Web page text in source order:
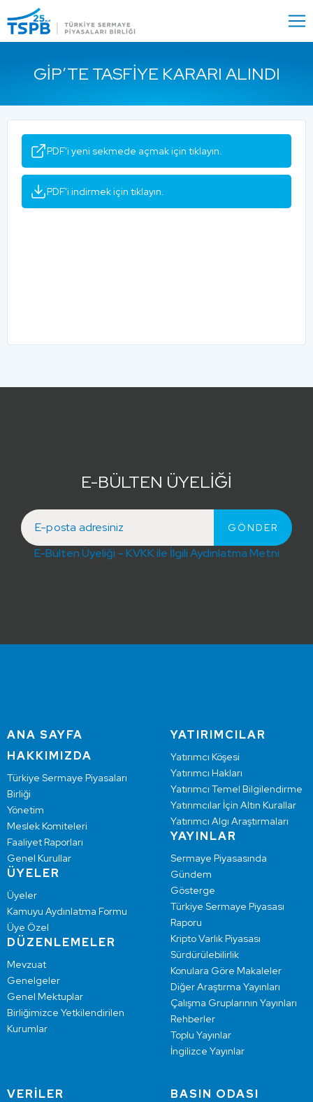
Close
GİP’TE TASFIYE KARARI ALINDI
PDF'i yeni sekmede açmak için tıklayın.
PDF'i indirmek için tıklayın.
E-BÜLTEN ÜYELİĞİ
E-Bülten Üyeliği – KVKK ile İlgili Aydınlatma Metni
ANA SAYFA
HAKKIMIZDA
Türkiye Sermaye Piyasaları
Birliği
Yönetim
Meslek Komiteleri
Faaliyet Raporları
Genel Kurullar
ÜYELER
Üyeler
Kamuyu Aydınlatma Formu
Üye Özel
DÜZENLEMELER
Mevzuat
Genelgeler
Genel Mektuplar
Birliğimizce Yetkilendirilen
Kurumlar
YATIRIMCILAR
Yatırımcı Köşesi
Yatırımcı Hakları
Yatırımcı Temel Bilgilendirme
Yatırımcılar İçin Altın Kurallar
Yatırımcı Algı Araştırmaları
YAYINLAR
Sermaye Piyasasında
Gündem
Gösterge
Türkiye Sermaye Piyasası
Raporu
Kripto Varlık Piyasası
Sürdürülebilirlik
Konulara Göre Makaleler
Diğer Araştırma Yayınları
Çalışma Gruplarının Yayınları
Rehberler
Toplu Yayınlar
İngilizce Yayınlar
VERİLER BASIN ODASI